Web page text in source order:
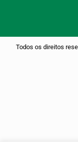
Todos os direitos